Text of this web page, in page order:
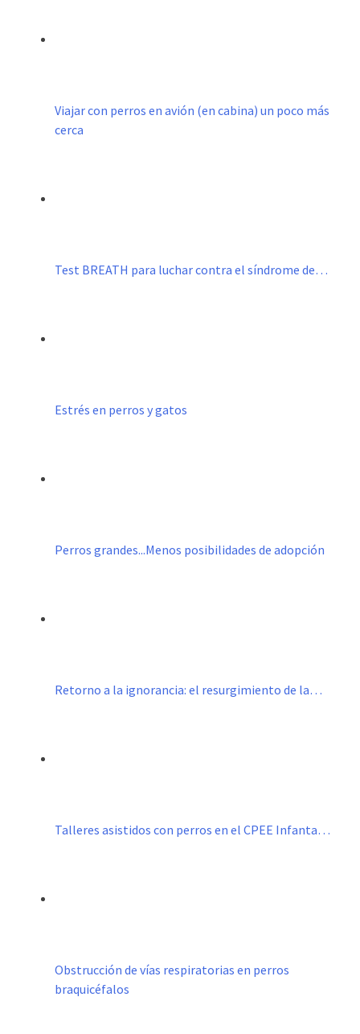
Viajar con perros en avión (en cabina) un poco más
cerca
Test BREATH para luchar contra el síndrome de…
Estrés en perros y gatos
Perros grandes...Menos posibilidades de adopción
Retorno a la ignorancia: el resurgimiento de la…
Talleres asistidos con perros en el CPEE Infanta…
Obstrucción de vías respiratorias en perros
braquicéfalos